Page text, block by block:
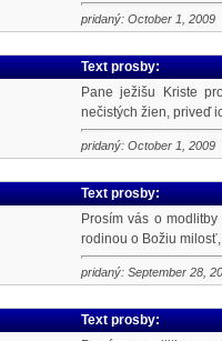
pridaný: October 1, 2009
Text prosby:
Pane ježišu Kriste
nečistých žien, priveď
pridaný: October 1, 2009
Text prosby:
Prosím vás o
rodinou o Božiu
pridaný: September 28,
Text prosby: